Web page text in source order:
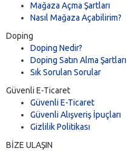
Mağaza Açma Şartları
Nasıl Mağaza Açabilirim?
Doping
Doping Nedir?
Doping Satın Alma Şartları
Sık Sorulan Sorular
Güvenli E-Ticaret
Güvenli E-Ticaret
Güvenli Alışveriş İpuçları
Gizlilik Politikası
BİZE ULAŞIN